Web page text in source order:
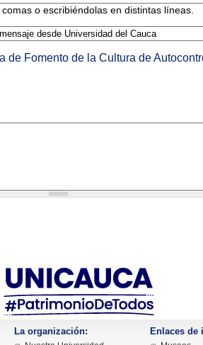
o escribiéndolas en distintas líneas.
de Fomento de la Cultura de
La organización: Enlaces de